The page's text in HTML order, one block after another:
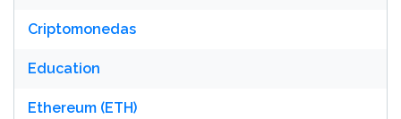
Criptomonedas
Education
Ethereum (ETH)